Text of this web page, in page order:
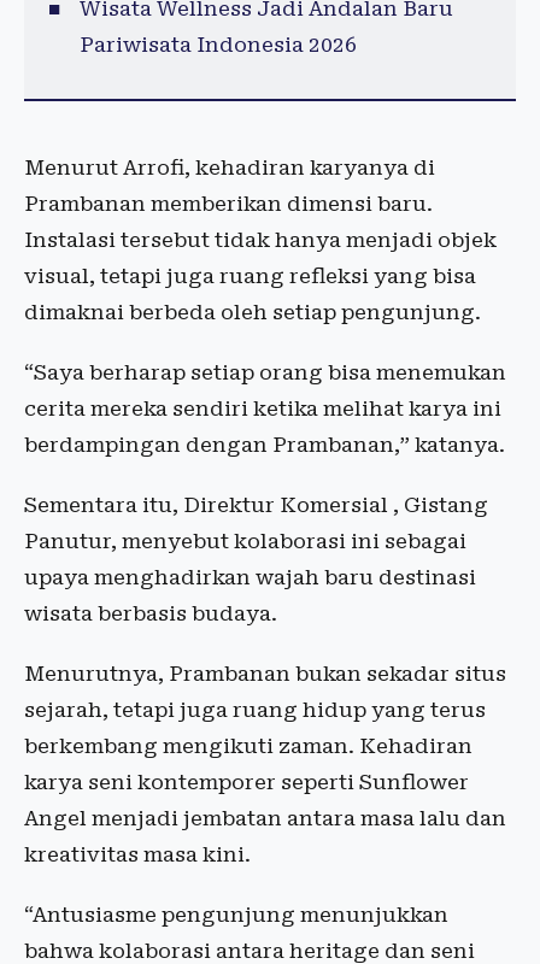
Wisata Wellness Jadi Andalan Baru
Pariwisata Indonesia 2026
Menurut Arrofi, kehadiran karyanya di
Prambanan memberikan dimensi baru.
Instalasi tersebut tidak hanya menjadi objek
visual, tetapi juga ruang refleksi yang bisa
dimaknai berbeda oleh setiap pengunjung.
“Saya berharap setiap orang bisa menemukan
cerita mereka sendiri ketika melihat karya ini
berdampingan dengan Prambanan,” katanya.
Sementara itu, Direktur Komersial , Gistang
Panutur, menyebut kolaborasi ini sebagai
upaya menghadirkan wajah baru destinasi
wisata berbasis budaya.
Menurutnya, Prambanan bukan sekadar situs
sejarah, tetapi juga ruang hidup yang terus
berkembang mengikuti zaman. Kehadiran
karya seni kontemporer seperti Sunflower
Angel menjadi jembatan antara masa lalu dan
kreativitas masa kini.
“Antusiasme pengunjung menunjukkan
bahwa kolaborasi antara heritage dan seni